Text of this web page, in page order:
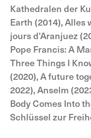
Kathedralen der
Earth (2014), Alles
jours d'Aranjuez
Pope Francis: A
Three Things I
(2020), A future
2022), Anselm
Body Comes Into
Schlüssel zur